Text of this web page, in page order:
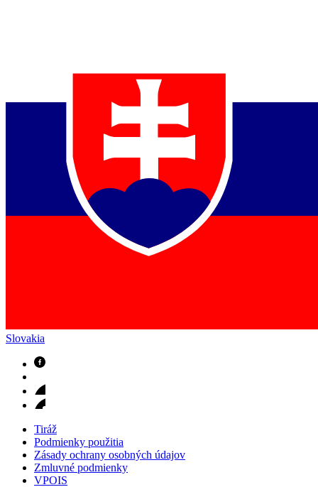
Slovakia
Tiráž
Podmienky použitia
Zásady ochrany osobných údajov
Zmluvné podmienky
VPOIS